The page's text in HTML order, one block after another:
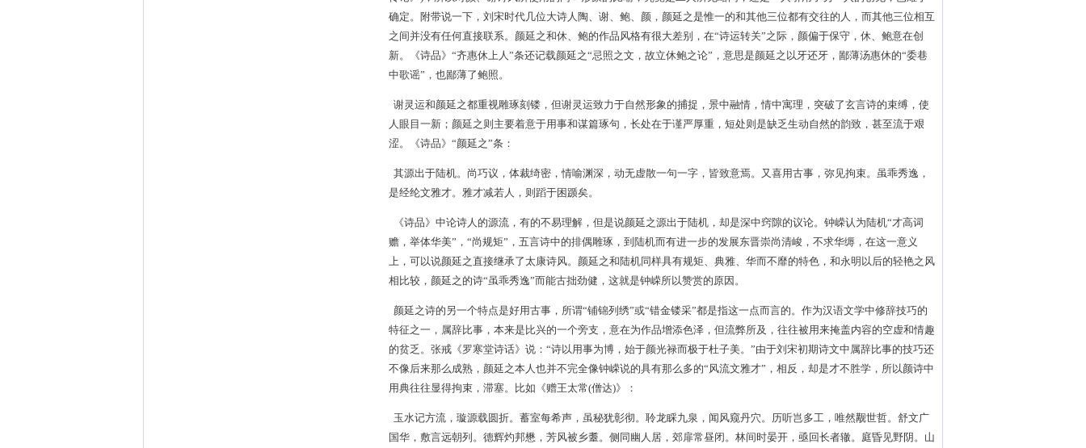
确定。附带说一下，刘宋时代几位大诗人陶、谢、鲍、颜，颜延之是惟一的和其他三位都有交往的人，而其他三位相互
之间并没有任何直接联系。颜延之和休、鲍的作品风格有很大差别，在“诗运转关”之际，颜偏于保守，休、鲍意在创
新。《诗品》“齐惠休上人”条还记载颜延之“忌照之文，故立休鲍之论”，意思是颜延之以牙还牙，鄙薄汤惠休的“委巷
中歌谣”，也鄙薄了鲍照。
谢灵运和颜延之都重视雕琢刻镂，但谢灵运致力于自然形象的捕捉，景中融情，情中寓理，突破了玄言诗的束缚，使
人眼目一新；颜延之则主要着意于用事和谋篇琢句，长处在于谨严厚重，短处则是缺乏生动自然的韵致，甚至流于艰
涩。《诗品》“颜延之”条：
其源出于陆机。尚巧议，体裁绮密，情喻渊深，动无虚散一句一字，皆致意焉。又喜用古事，弥见拘束。虽乖秀逸，
是经纶文雅才。雅才减若人，则蹈于困踬矣。
《诗品》中论诗人的源流，有的不易理解，但是说颜延之源出于陆机，却是深中窍隙的议论。钟嵘认为陆机“才高词
赡，举体华美”，“尚规矩”，五言诗中的排偶雕琢，到陆机而有进一步的发展东晋崇尚清峻，不求华缛，在这一意义
上，可以说颜延之直接继承了太康诗风。颜延之和陆机同样具有规矩、典雅、华而不靡的特色，和永明以后的轻艳之风
相比较，颜延之的诗“虽乖秀逸”而能古拙劲健，这就是钟嵘所以赞赏的原因。
颜延之诗的另一个特点是好用古事，所谓“铺锦列绣”或“错金镂采”都是指这一点而言的。作为汉语文学中修辞技巧的
特征之一，属辞比事，本来是比兴的一个旁支，意在为作品增添色泽，但流弊所及，往往被用来掩盖内容的空虚和情趣
的贫乏。张戒《罗寒堂诗话》说：“诗以用事为博，始于颜光禄而极于杜子美。”由于刘宋初期诗文中属辞比事的技巧还
不像后来那么成熟，颜延之本人也并不完全像钟嵘说的具有那么多的“风流文雅才”，相反，却是才不胜学，所以颜诗中
用典往往显得拘束，滞塞。比如《赠王太常(僧达)》：
玉水记方流，璇源载圆折。蓄室每希声，虽秘犹彰彻。聆龙睬九泉，闻风窥丹穴。历听岂多工，唯然觏世哲。舒文广
国华，敷言远朝列。德辉灼邦懋，芳风被乡耋。侧同幽人居，郊扉常昼闭。林间时晏开，亟回长者辙。庭昏见野阴。山